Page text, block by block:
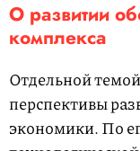
О развитии
комплекса
Отдельной
перспективы
экономики. По